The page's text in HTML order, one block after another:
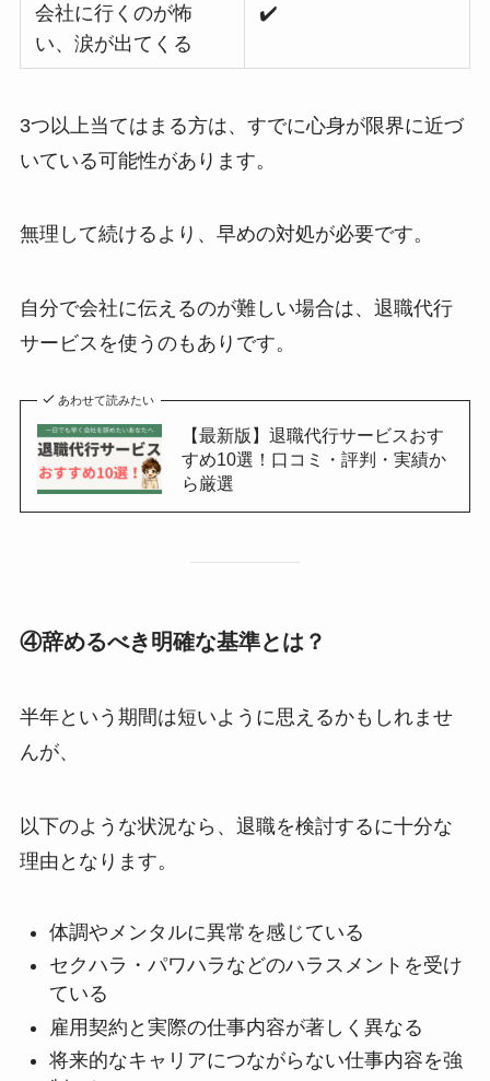
会社に行くのが怖
い、涙が出てくる
✔️
3つ以上当てはまる方は、すでに心身が限界に近づ
いている可能性があります。
無理して続けるより、早めの対処が必要です。
自分で会社に伝えるのが難しい場合は、退職代行
サービスを使うのもありです。
あわせて読みたい
【最新版】退職代行サービスおす
すめ10選！口コミ・評判・実績か
ら厳選
④辞めるべき明確な基準とは？
半年という期間は短いように思えるかもしれませ
んが、
以下のような状況なら、退職を検討するに十分な
理由となります。
体調やメンタルに異常を感じている
セクハラ・パワハラなどのハラスメントを受け
ている
雇用契約と実際の仕事内容が著しく異なる
将来的なキャリアにつながらない仕事内容を強